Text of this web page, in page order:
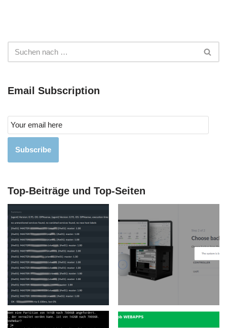
Email Subscription
Subscribe
Top-Beiträge und Top-Seiten